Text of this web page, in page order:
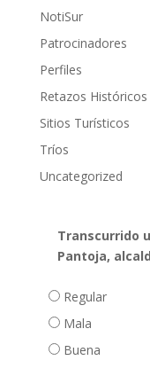
NotiSur
Patrocinadores
Perfiles
Retazos Históricos
Sitios Turísticos
Tríos
Uncategorized
Transcurrido
Pantoja,
Regular
Mala
Buena